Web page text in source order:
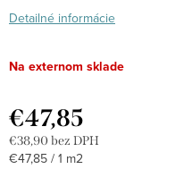
Detailné informácie
Na externom sklade
€47,85
€38,90 bez DPH
Jednotková
€47,85 / 1 m2